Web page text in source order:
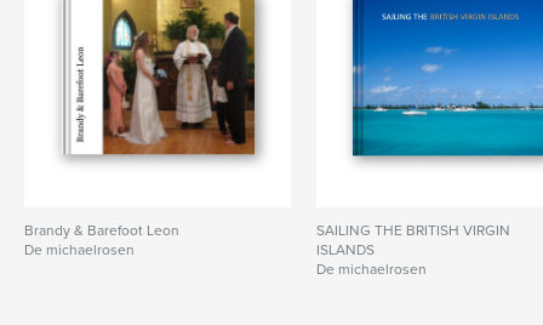
Brandy & Barefoot Leon
De michaelrosen
SAILING THE BRITISH VIRGIN
ISLANDS
De michaelrosen